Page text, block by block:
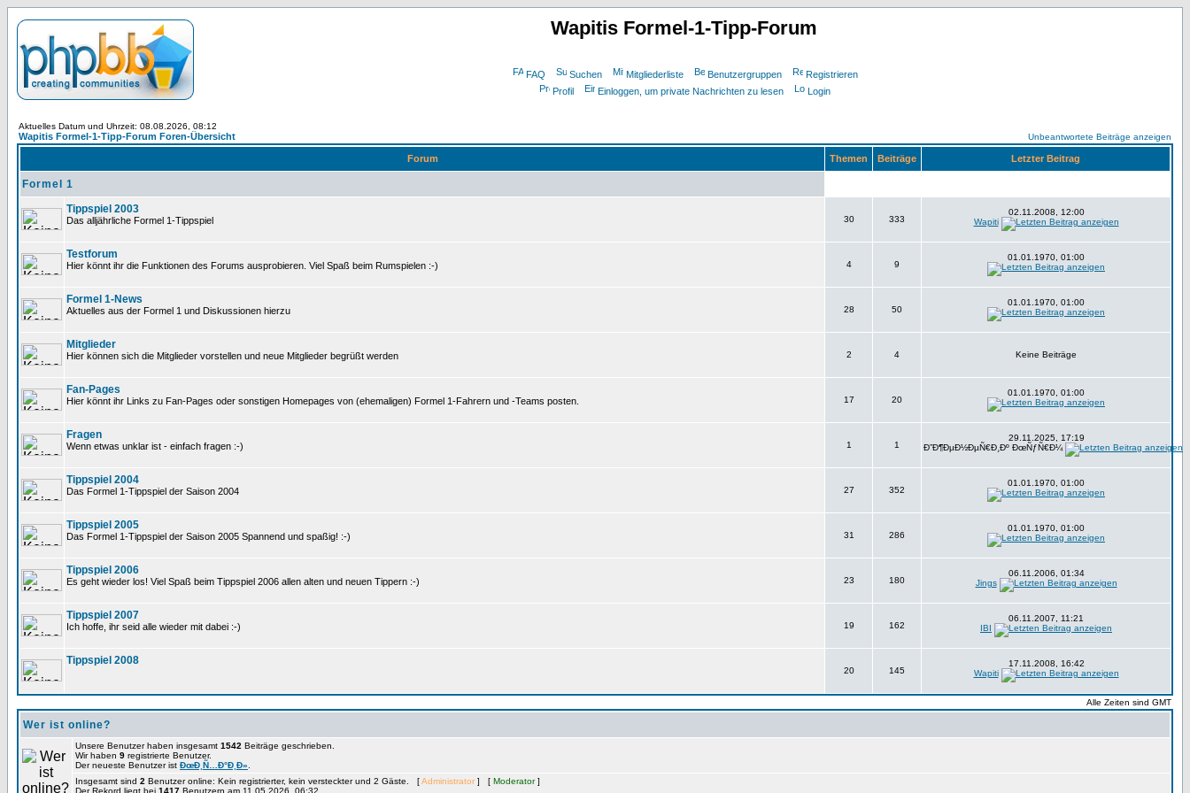
Wapitis Formel-1-Tipp-Forum
FAQ Suchen Mitgliederliste Benutzergruppen
Registrieren
Profil
Einloggen, um private Nachrichten zu lesen Login
Aktuelles Datum und Uhrzeit: 08.08.2026, 08:12
Wapitis Formel-1-Tipp-Forum Foren-Übersicht Unbeantwortete Beiträge anzeigen
Forum Themen Beiträge Letzter Beitrag
Formel 1
Tippspiel 2003
Das alljährliche Formel 1-Tippspiel 30 333
02.11.2008, 12:00
Wapiti
Testforum
Hier könnt ihr die Funktionen des Forums ausprobieren. Viel Spaß beim Rumspielen :-) 4 9
01.01.1970, 01:00
Formel 1-News
Aktuelles aus der Formel 1 und Diskussionen hierzu 28 50
01.01.1970, 01:00
Mitglieder
Hier können sich die Mitglieder vorstellen und neue Mitglieder begrüßt werden 2 4 Keine Beiträge
Fan-Pages
Hier könnt ihr Links zu Fan-Pages oder sonstigen Homepages von (ehemaligen) Formel 1-Fahrern und -Teams posten. 17 20
01.01.1970, 01:00
Fragen
Wenn etwas unklar ist - einfach fragen :-) 1 1
29.11.2025, 17:19
Ð”Ð¶ÐµÐ½ÐµÑ€Ð¸Ðº ÐœÑƒÑ€Ð¼
Tippspiel 2004
Das Formel 1-Tippspiel der Saison 2004 27 352
01.01.1970, 01:00
Tippspiel 2005
Das Formel 1-Tippspiel der Saison 2005 Spannend und spaßig! :-) 31 286
01.01.1970, 01:00
Tippspiel 2006
Es geht wieder los! Viel Spaß beim Tippspiel 2006 allen alten und neuen Tippern :-) 23 180
06.11.2006, 01:34
Jings
Tippspiel 2007
Ich hoffe, ihr seid alle wieder mit dabei :-) 19 162
06.11.2007, 11:21
IBI
Tippspiel 2008
20 145
17.11.2008, 16:42
Wapiti
Alle Zeiten sind GMT
Wer ist online?
Unsere Benutzer haben insgesamt 1542 Beiträge geschrieben.
Wir haben 9 registrierte Benutzer.
Der neueste Benutzer ist ÐœÐ¸Ñ…Ð°Ð¸Ð»
Insgesamt sind 2 Benutzer online: Kein registrierter, kein versteckter und 2 Gäste. [Administrator ] [ Moderator]
Der Rekord liegt bei 1417 Benutzern am 11.05.2026, 06:32.